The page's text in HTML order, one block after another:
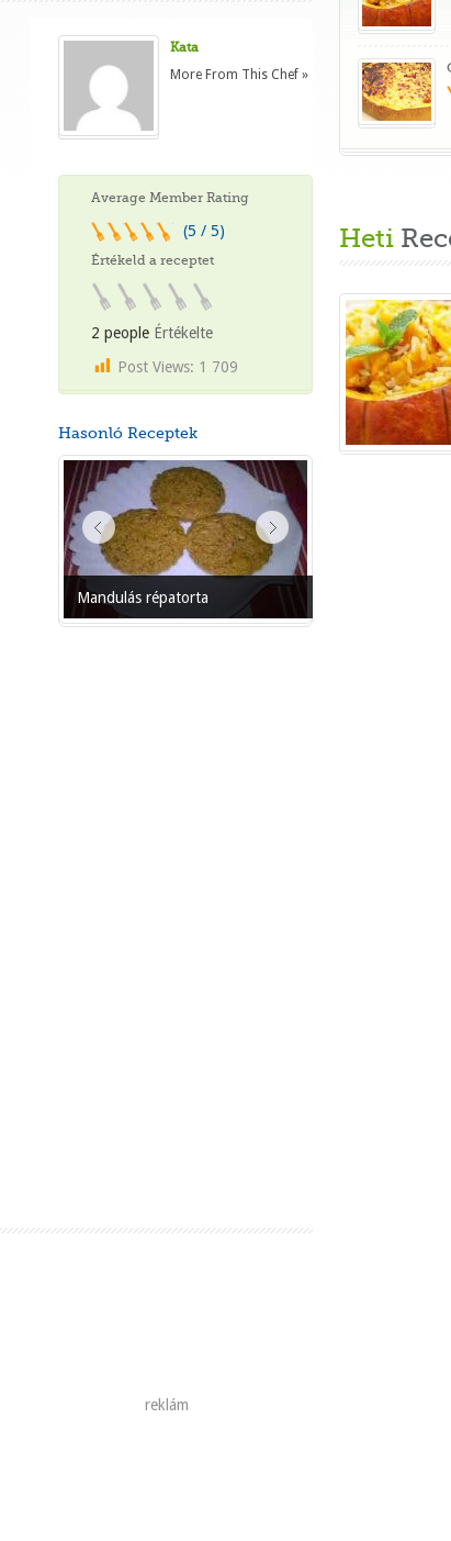
Kata
More From This Chef »
Average Member Rating
(5 / 5)
Értékeld a receptet
2 people Értékelte
Post Views: 1 709
Hasonló Receptek
Mandulás répatorta
Heti
reklám